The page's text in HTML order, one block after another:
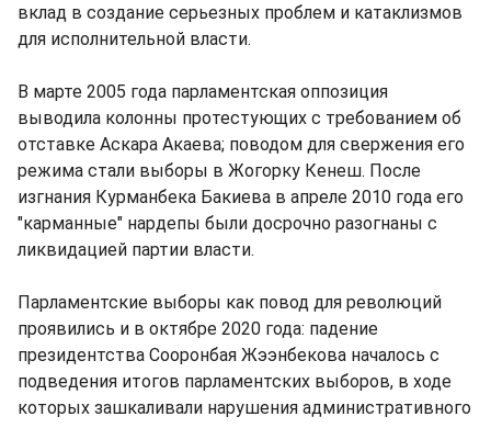
вклад в создание серьезных проблем и катаклизмов
для исполнительной власти.
В марте 2005 года парламентская оппозиция
выводила колонны протестующих с требованием об
отставке Аскара Акаева; поводом для свержения его
режима стали выборы в Жогорку Кенеш. После
изгнания Курманбека Бакиева в апреле 2010 года его
"карманные" нардепы были досрочно разогнаны с
ликвидацией партии власти.
Парламентские выборы как повод для революций
проявились и в октябре 2020 года: падение
президентства Сооронбая Жээнбекова началось с
подведения итогов парламентских выборов, в ходе
которых зашкаливали нарушения административного